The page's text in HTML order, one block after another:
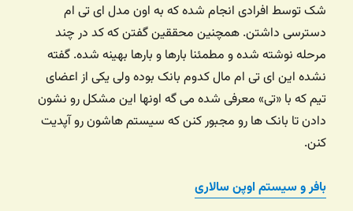
شک توسط افرادی انجام شده که به اون مدل ای تی ام
دسترسی داشتن. همچنین محققین گفتن که کد در چند
مرحله نوشته شده و مطمئنا بارها و بارها بهینه شده. گفته
نشده این ای تی ام مال کدوم بانک بوده ولی یکی از اعضای
تیم که با «تی» معرفی شده می گه اونها این مشکل رو نشون
دادن تا بانک ها رو مجبور کنن که سیستم هاشون رو آپدیت
کنن.
بافر و سیستم اوپن سالاری